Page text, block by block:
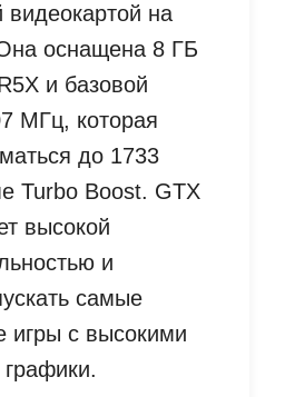
на
оснащена 8 ГБ
и базовой
МГц, которая
до 1733
Turbo Boost. GTX
высокой
и
самые
игры с высокими